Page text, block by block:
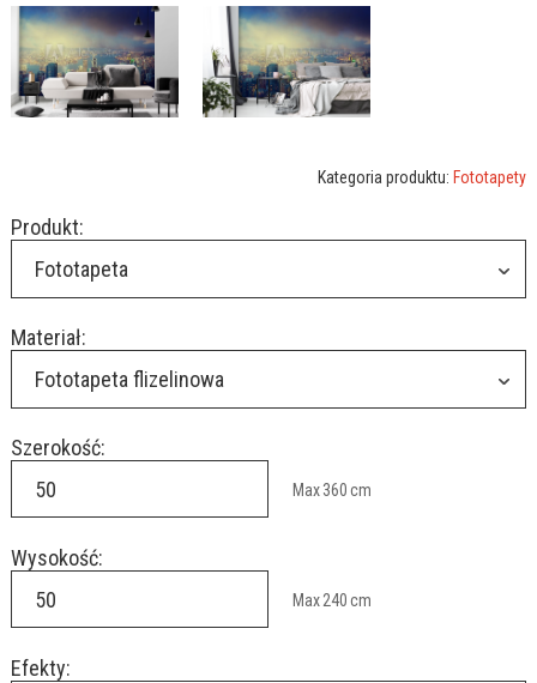
Kategoria produktu: Fototapety
Produkt:
Fototapeta
Materiał:
Fototapeta flizelinowa
Szerokość:
Max360cm
Wysokość:
Max240cm
Efekty: